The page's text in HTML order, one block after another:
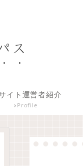
ス
イト運営者紹介
Profile